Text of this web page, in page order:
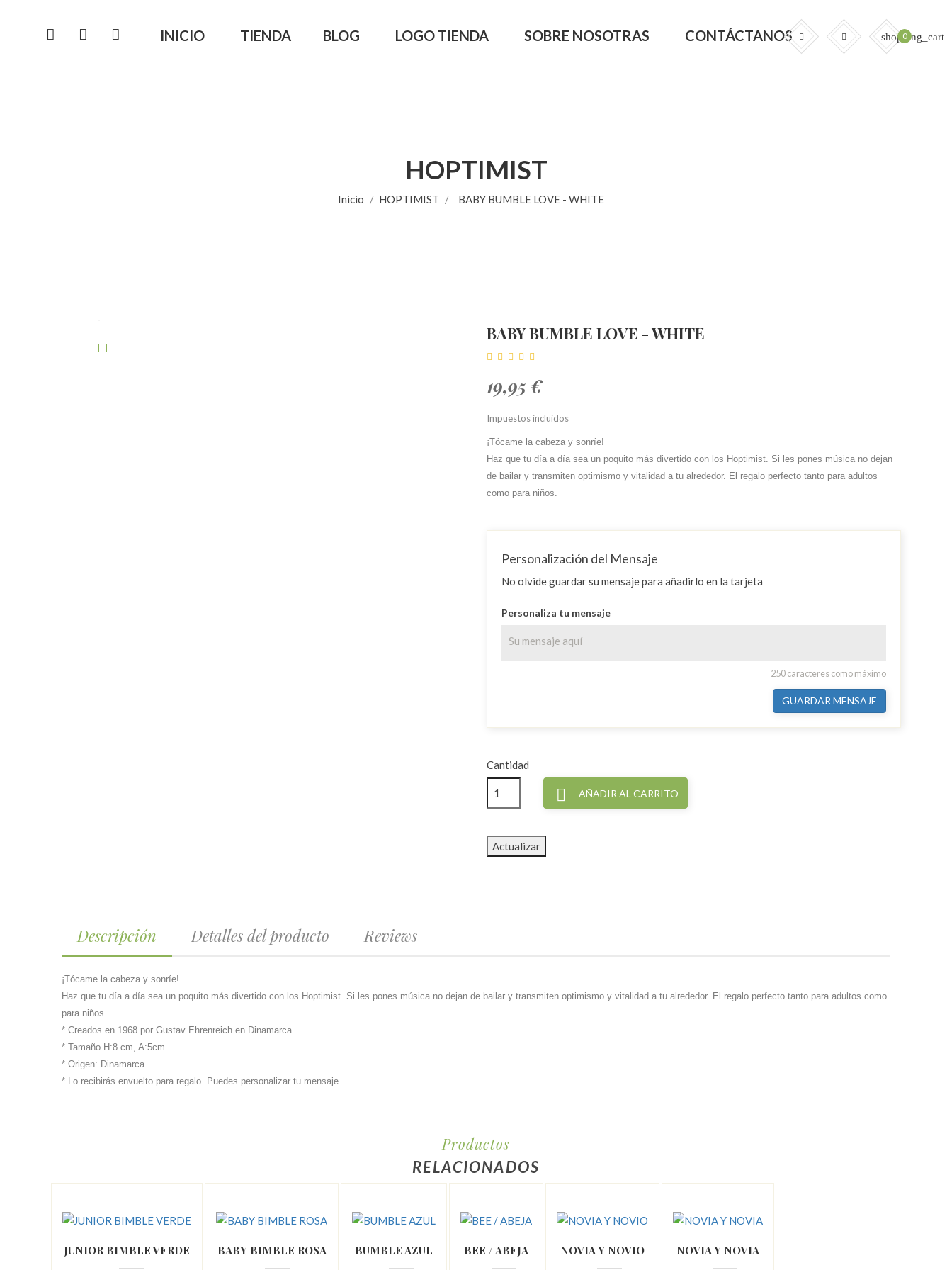
INICIO TIENDA BLOG LOGO TIENDA SOBRE NOSOTRAS CONTÁCTANOS shopping_cart
0
HOPTIMIST
Inicio HOPTIMIST BABY BUMBLE LOVE - WHITE
BABY BUMBLE LOVE - WHITE
19,95 €
Impuestos incluidos
¡Tócame la cabeza y sonríe!
Haz que tu día a día sea un poquito más divertido con los Hoptimist. Si les pones música no dejan
de bailar y transmiten optimismo y vitalidad a tu alrededor. El regalo perfecto tanto para adultos
como para niños.
Personalización del Mensaje
No olvide guardar su mensaje para añadirlo en la tarjeta
Personaliza tu mensaje
250 caracteres como máximo
GUARDAR MENSAJE
Cantidad
 AÑADIR AL CARRITO
Descripción Detalles del producto Reviews
¡Tócame la cabeza y sonríe!
Haz que tu día a día sea un poquito más divertido con los Hoptimist. Si les pones música no dejan de bailar y transmiten optimismo y vitalidad a tu alrededor. El regalo perfecto tanto para adultos como
para niños.
* Creados en 1968 por Gustav Ehrenreich en Dinamarca
* Tamaño H:8 cm, A:5cm
* Origen: Dinamarca
* Lo recibirás envuelto para regalo. Puedes personalizar tu mensaje
Productos
RELACIONADOS
JUNIOR BIMBLE VERDE BABY BIMBLE ROSA BUMBLE AZUL BEE / ABEJA NOVIA Y NOVIO NOVIA Y NOVIA